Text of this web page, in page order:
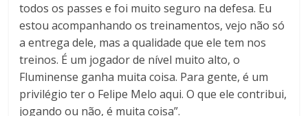
todos os passes e foi muito seguro na defesa. Eu
estou acompanhando os treinamentos, vejo não só
a entrega dele, mas a qualidade que ele tem nos
treinos. É um jogador de nível muito alto, o
Fluminense ganha muita coisa. Para gente, é um
privilégio ter o Felipe Melo aqui. O que ele contribui,
jogando ou não, é muita coisa”.